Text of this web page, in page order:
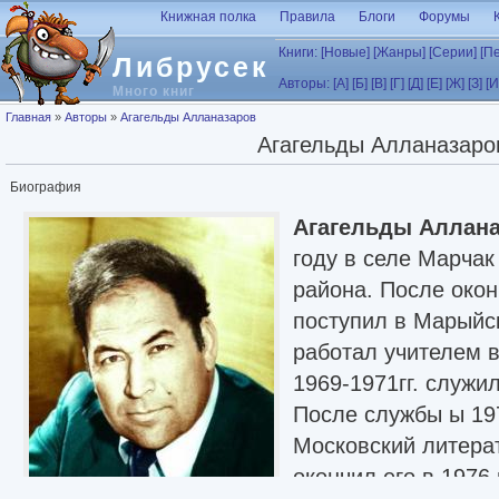
Перейти к основному содержанию
Либрусек
Много книг
Книжная полка Правила Блоги Форумы
Книги: [Новые] [Жанры] [Серии]
Авторы: [А] [Б] [В] [Г] [Д] [Е] [Ж] [З]
Вы здесь
Главная » Авторы » Агагельды Алланазаров
Агагельды
Биография
Агагельды
году в селе Марчак
района. После
поступил в
работал
1969-1971гг.
После службы ы
Московский
окончил его в